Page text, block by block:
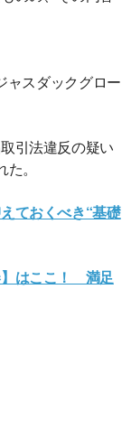
ャスダックグロー
引法違反の疑い
。
ておくべき“基礎
】はここ！ 満足